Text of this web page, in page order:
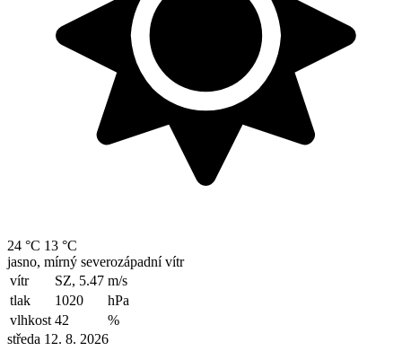
24 °C 13 °C
jasno, mírný severozápadní vítr
vítr
SZ, 5.47 m/s
tlak
1020
hPa
vlhkost 42
%
středa 12. 8. 2026